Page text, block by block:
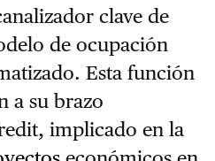
clave de
de ocupación
Esta función
a su brazo
implicado en la